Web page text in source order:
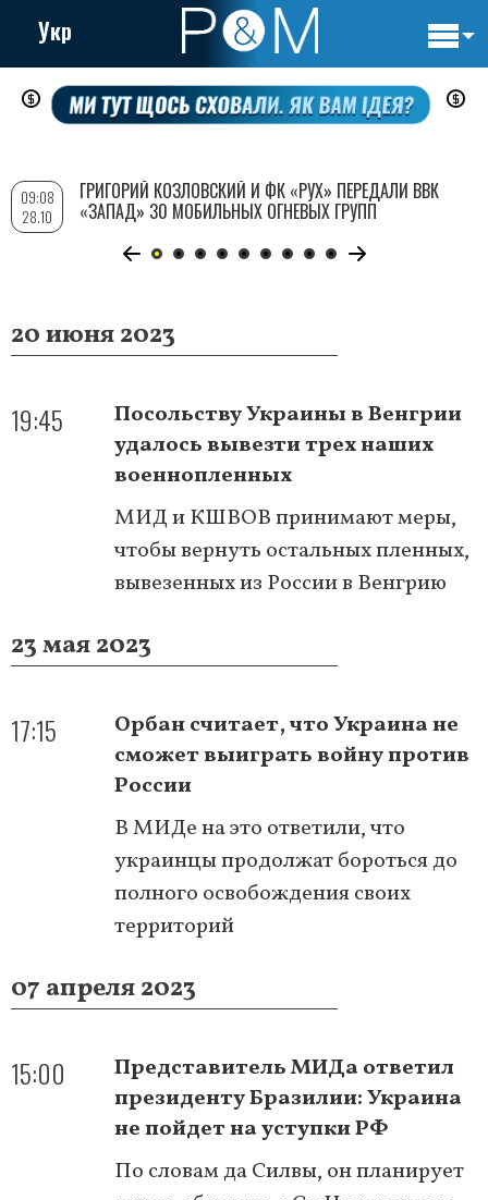
Перейти
содержанию
Укр
20 июня 2023
19:45
Посольству Украины в Венгрии
удалось вывезти трех наших
военнопленных
МИД и КШВОВ принимают меры,
чтобы вернуть остальных пленных,
вывезенных из России в Венгрию
23 мая 2023
17:15
Орбан считает, что Украина не
сможет выиграть войну против
России
В МИДе на это ответили, что
украинцы продолжат бороться до
полного освобождения своих
территорий
07 апреля 2023
15:00
Представитель МИДа ответил
президенту Бразилии: Украина
не пойдет на уступки РФ
По словам да Силвы, он планирует
09:08
28.10
ГРИГОРИЙ КОЗЛОВСКИЙ И ФК «РУХ» ПЕРЕДАЛИ ВВК
«ЗАПАД» 30 МОБИЛЬНЫХ ОГНЕВЫХ ГРУПП